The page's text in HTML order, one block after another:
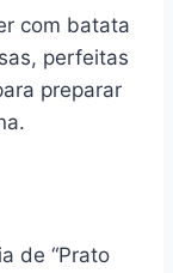
com batata
perfeitas
preparar
de “Prato